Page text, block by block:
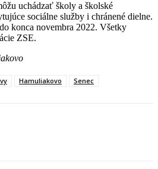
uchádzať školy a školské
sociálne služby i chránené dielne.
konca novembra 2022. Všetky
ZSE.
Hamuliakovo Senec